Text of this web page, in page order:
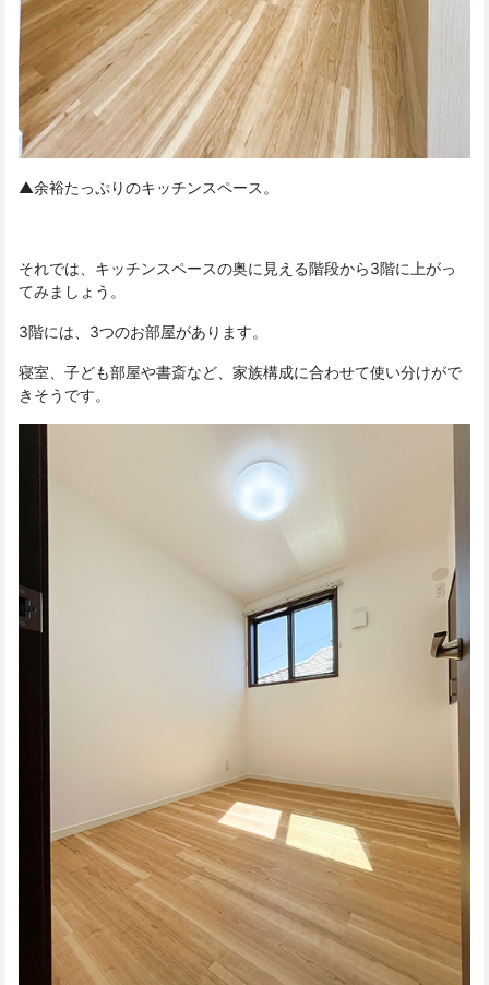
▲余裕たっぷりのキッチンスペース。
それでは、キッチンスペースの奥に見える階段から3階に上がっ
てみましょう。
3階には、3つのお部屋があります。
寝室、子ども部屋や書斎など、家族構成に合わせて使い分けがで
きそうです。